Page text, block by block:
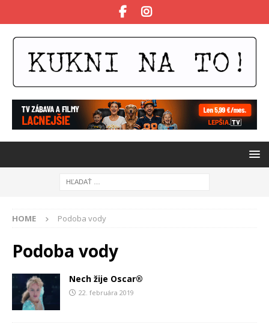
HOME Podoba vody
Podoba vody
Nech žije Oscar®
22. februára 2019